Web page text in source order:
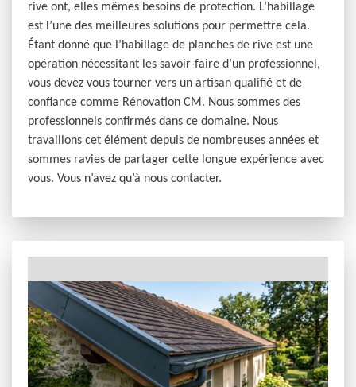
rive ont, elles mêmes besoins de protection. L’habillage
est l’une des meilleures solutions pour permettre cela.
Étant donné que l’habillage de planches de rive est une
opération nécessitant les savoir-faire d’un professionnel,
vous devez vous tourner vers un artisan qualifié et de
confiance comme Rénovation CM. Nous sommes des
professionnels confirmés dans ce domaine. Nous
travaillons cet élément depuis de nombreuses années et
sommes ravies de partager cette longue expérience avec
vous. Vous n’avez qu’à nous contacter.